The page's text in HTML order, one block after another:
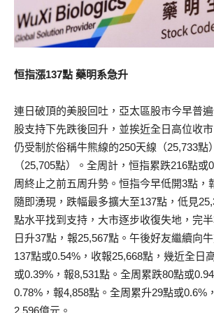
恒指漲137點 藥明系急升
連日破頂的美股回吐，亞太區股市今早普
股支持下先跌後回升，並挨近全日高位收市
仍受制於俗稱牛熊線的250天線（25,733點
（25,705點）。全周計，恒指累跌216點或
周終止之前五周升勢。恒指今早低開3點，
隨即湧現，跌幅最多擴大至137點，低見
點水平找到支持，大市逐步收復失地，完
日升37點，報25,567點。午後好友繼續向
137點或0.54%，收報25,668點，幾近全日
或0.39%，報8,531點。全周累跌80點或
0.78%，報4,858點。全周累升29點或0.6%
2,596億元。